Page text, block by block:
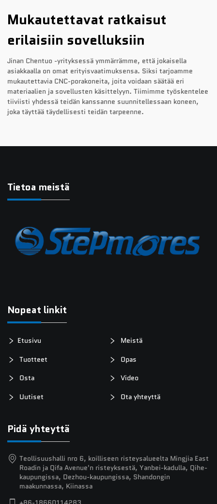
Mukautettavat ratkaisut
erilaisiin sovelluksiin
Jinan Chentuo -yrityksessä ymmärrämme, että jokaisella
asiakkaalla on omat erityisvaatimuksensa. Siksi tarjoamme
mukautettavia CNC-porakoneita, joita voidaan säätää eri
materiaalien ja sovellusten käsittelyyn. Tiimimme työskentelee
tiiviisti yhdessä teidän kanssanne suunnitellessaan koneen,
joka täyttää täydellisesti teidän tarpeenne.
Tietoa meistä
Nopeat linkit
Etusivu
Meistä
Tuotteet
Opas
Osta
Video
Uutiset
Ota yhteyttä
Pidä yhteyttä
Teollisuushalli nro 6, koilliseen risteysalueelta Mingjia East
Roadin ja Qifa Avenue'n risteyksestä, Yanbei-kadulla, Qihe-
kaupungissa, Dezhou-kaupungissa, Shandongin
maakunnassa, Kiinassa